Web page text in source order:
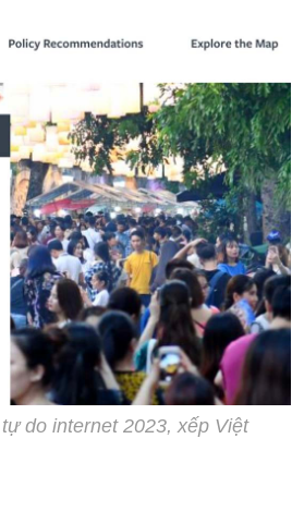
do internet 2023, xếp Việt